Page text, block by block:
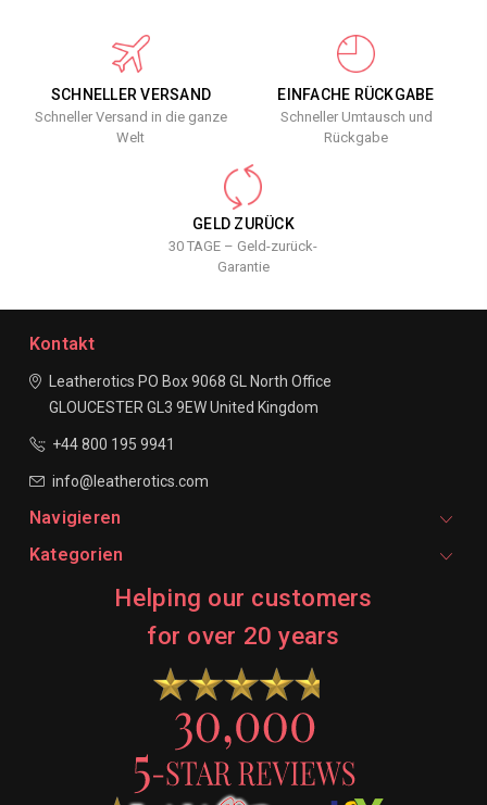
SCHNELLER VERSAND
Schneller Versand in die ganze
Welt
EINFACHE RÜCKGABE
Schneller Umtausch und
Rückgabe
GELD ZURÜCK
30 TAGE – Geld-zurück-
Garantie
Kontakt
Leatherotics PO Box 9068 GL North Office
GLOUCESTER GL3 9EWUnited Kingdom
+44 800 195 9941
info@leatherotics.com
Navigieren
Kategorien
Helping our customers
for over 20 years